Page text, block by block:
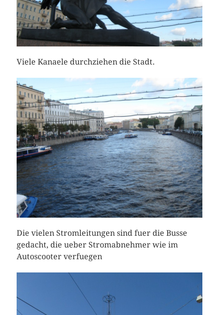
Viele Kanaele durchziehen die Stadt.
Die vielen Stromleitungen sind fuer die Busse
gedacht, die ueber Stromabnehmer wie im
Autoscooter verfuegen